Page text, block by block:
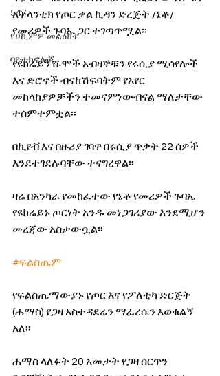
547
የሀኪምዎ መልዕክት
ባዮቴክኖሎጂ
አትላንቲክ የጦር ቃል ኪዳን ድረጅት /ኔቶ/
የመሪዎች ጉባኤ ጋር ተገጣጥሟል፡፡
የዩክሬይን ሹሞች አብዛኞቹን የሩሲያ ሚሳየሎች
እና ድሮኖች ብናከሽፍባትም የአየር
መከላከያዎቻችን ተመናምነውብናል ማለታቸው
ተሰምተምቷል፡፡
በኪየቭ እና በዙሪያ ገባዋ በሩሲያ ጥቃት 22 ሰዎች
እንደተገደሉባቸው ተናግረዋል፡፡
ዛሬ በአንካራ የመከፈተው የኔቶ የመሪዎች ጉባኤ
የዩክሬይኑ ጦርነት አንዱ መነጋገሪያው እንደሚሆን
መረጃው አስታውሷል፡፡
#ፍልስጤም
የፍልስጤማውያኑ የጦር እና የፖለቲካ ድርጅት
(ሐማስ) የጋዛ አስተዳደሬን ማፈረሴን እወቁልኝ
አለ፡፡
ሐማስ ላለፉት 20 አመታት የጋዛ ሰርጥን